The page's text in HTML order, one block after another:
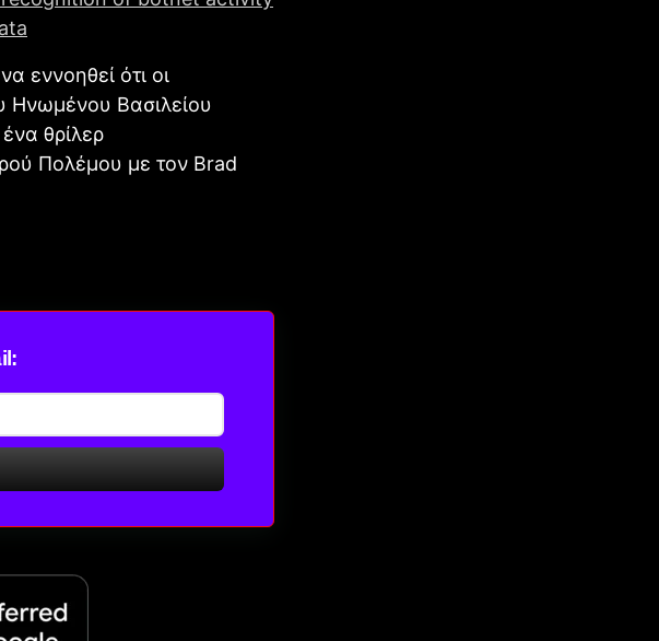
εννοηθεί ότι οι
Ηνωμένου Βασιλείου
θρίλερ
Πολέμου με τον Brad